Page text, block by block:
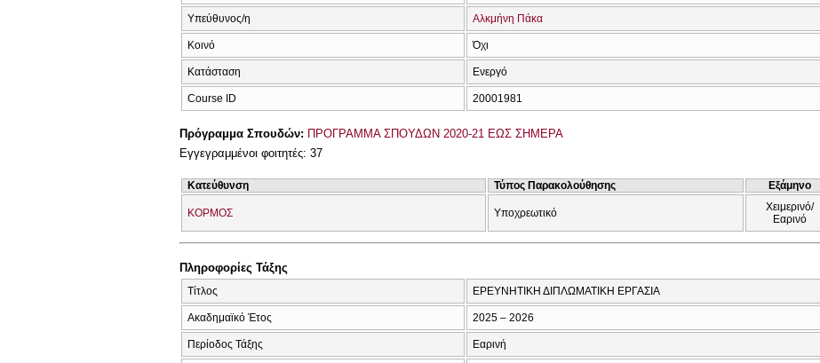
Υπεύθυνος/η Αλκμήνη Πάκα
Κοινό Όχι
Κατάσταση Ενεργό
Course ID 20001981
Πρόγραμμα Σπουδών: ΠΡΟΓΡΑΜΜΑ ΣΠΟΥΔΩΝ 2020-21 ΕΩΣ ΣΗΜΕΡΑ
Εγγεγραμμένοι φοιτητές: 37
Κατεύθυνση Τύπος Παρακολούθησης Εξάμηνο
ΚΟΡΜΟΣ Υποχρεωτικό
Χειμερινό/
Εαρινό
Πληροφορίες Τάξης
Τίτλος ΕΡΕΥΝΗΤΙΚΗ ΔΙΠΛΩΜΑΤΙΚΗ ΕΡΓΑΣΙΑ
Ακαδημαϊκό Έτος 2025 – 2026
Περίοδος Τάξης Εαρινή